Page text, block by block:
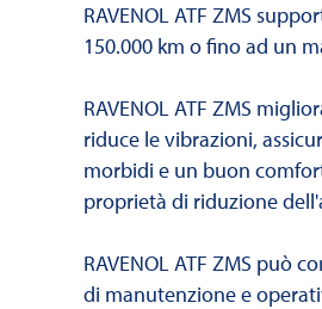
RAVENOL ATF ZMS
150.000 km o fino ad un
RAVENOL ATF ZMS
riduce le vibrazioni,
morbidi e un buon
proprietà di riduzione
RAVENOL ATF ZMS può
di manutenzione e